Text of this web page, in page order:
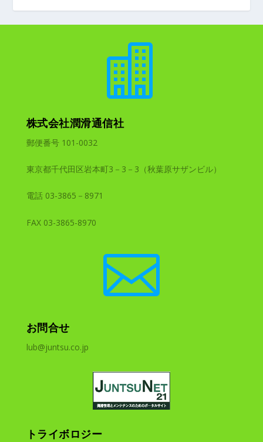

株式会社潤滑通信社
郵便番号 101-0032
東京都千代田区岩本町3－3－3（秋葉原サザンビル）
電話 03-3865－8971
FAX 03-3865-8970

お問合せ
lub@juntsu.co.jp
トライボロジー